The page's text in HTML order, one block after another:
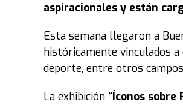
aspiracionales y están
Esta semana llegaron a
históricamente vinculados
deporte, entre otros
La exhibición “Íconos sobre